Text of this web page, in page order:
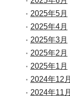
2025年5月
2025年4月
2025年3月
2025年2月
2025年1月
2024年12月
2024年11月